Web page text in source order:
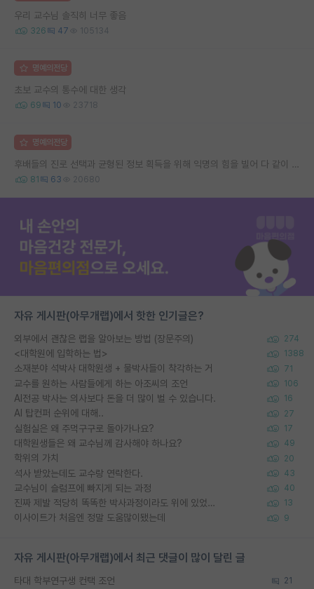
우리 교수님 솔직히 너무 좋음
326 47 105134
명예의전당
초보 교수의 통수에 대한 생각
69 10 23718
명예의전당
후배들의 진로 선택과 균형된 정보 획득을 위해 익명의 힘을 빌어 다 같이 연봉 공개 타임 한번 갖는 것 어때요?
81 63 20680
자유 게시판(아무개랩)에서 핫한 인기글은?
외부에서 괜찮은 랩을 알아보는 방법 (장문주의) 274
<대학원에 입학하는 법> 1388
소재분야 석박사 대학원생 + 물박사들이 착각하는 거 71
교수를 원하는 사람들에게 하는 아조씨의 조언 106
AI전공 박사는 의사보다 돈을 더 많이 벌 수 있습니다. 16
AI 탑컨퍼 순위에 대해.. 27
실험실은 왜 주먹구구로 돌아가나요? 17
대학원생들은 왜 교수님께 감사해야 하나요? 49
학위의 가치 20
석사 받았는데도 교수랑 연락한다. 43
교수님이 슬럼프에 빠지게 되는 과정 40
진짜 제발 적당히 똑똑한 박사과정이라도 위에 있었으면.. 13
이사이트가 처음엔 정말 도움많이됐는데 9
자유 게시판(아무개랩)에서 최근 댓글이 많이 달린 글
타대 학부연구생 컨택 조언 21